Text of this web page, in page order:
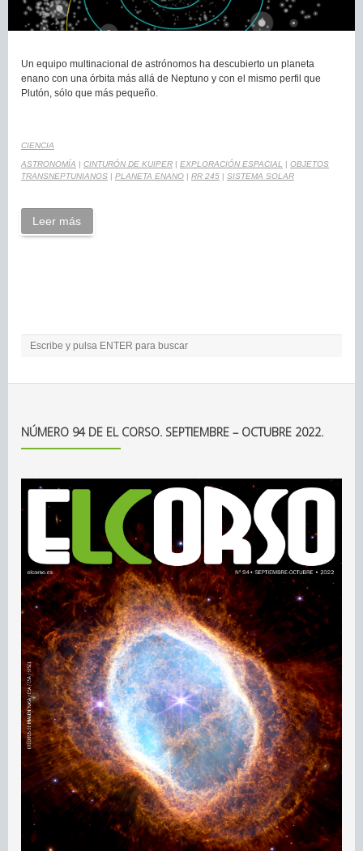
Un equipo multinacional de astrónomos ha descubierto un planeta
enano con una órbita más allá de Neptuno y con el mismo perfil que
Plutón, sólo que más pequeño.
CIENCIA
ASTRONOMÍA | CINTURÓN DE KUIPER | EXPLORACIÓN ESPACIAL | OBJETOS
TRANSNEPTUNIANOS | PLANETA ENANO | RR 245 | SISTEMA SOLAR
Leer más
NÚMERO 94 DE EL CORSO. SEPTIEMBRE – OCTUBRE 2022.